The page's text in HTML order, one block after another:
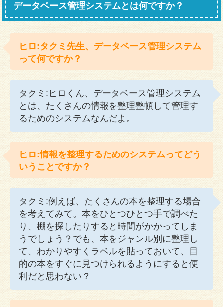
データベース管理システムとは何ですか？
ヒロ:タクミ先生、データベース管理システム
って何ですか？
タクミ:ヒロくん、データベース管理システム
とは、たくさんの情報を整理整頓して管理す
るためのシステムなんだよ。
ヒロ:情報を整理するためのシステムってどう
いうことですか？
タクミ:例えば、たくさんの本を整理する場合
を考えてみて。本をひとつひとつ手で調べた
り、棚を探したりすると時間がかかってしま
うでしょう？でも、本をジャンル別に整理し
て、わかりやすくラベルを貼っておいて、目
的の本をすぐに見つけられるようにすると便
利だと思わない？